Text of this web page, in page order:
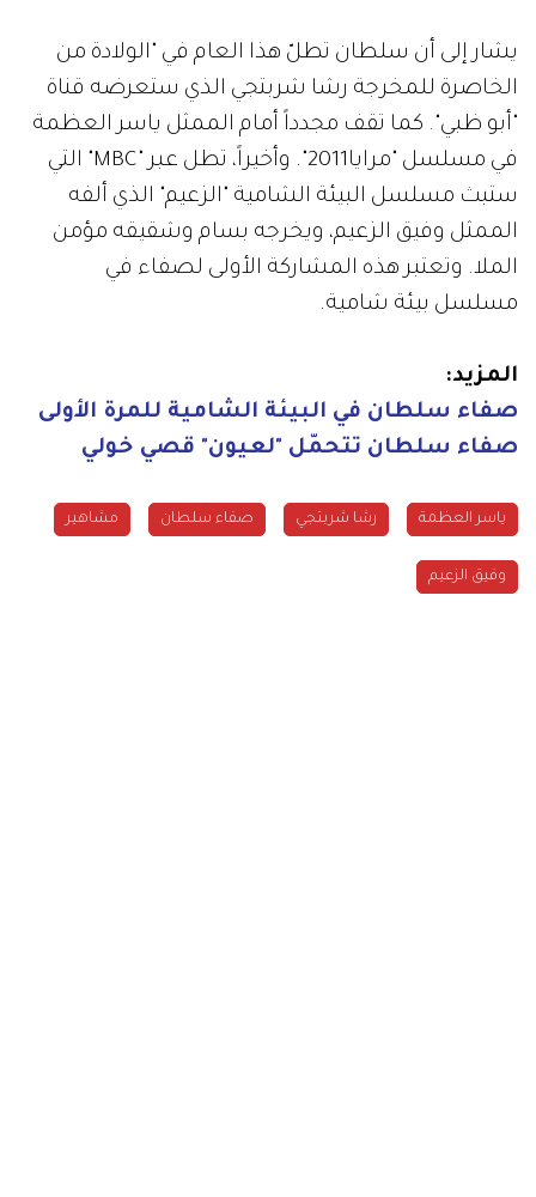
يشار إلى أن سلطان تطلّ هذا العام في "الولادة من
الخاصرة للمخرجة رشا شربتجي الذي ستعرضه قناة
"أبو ظبي". كما تقف مجدداً أمام الممثل ياسر العظمة
في مسلسل "مرايا2011". وأخيراً، تطل عبر "MBC" التي
ستبث مسلسل البيئة الشامية "الزعيم" الذي ألفه
الممثل وفيق الزعيم، ويخرجه بسام وشقيقه مؤمن
الملا. وتعتبر هذه المشاركة الأولى لصفاء في
مسلسل بيئة شامية.
المزيد:
صفاء سلطان في البيئة الشامية للمرة الأولى
صفاء سلطان تتحمّل "لعيون" قصي خولي
ياسر العظمة رشا شربتجي صفاء سلطان مشاهير
وفيق الزعيم